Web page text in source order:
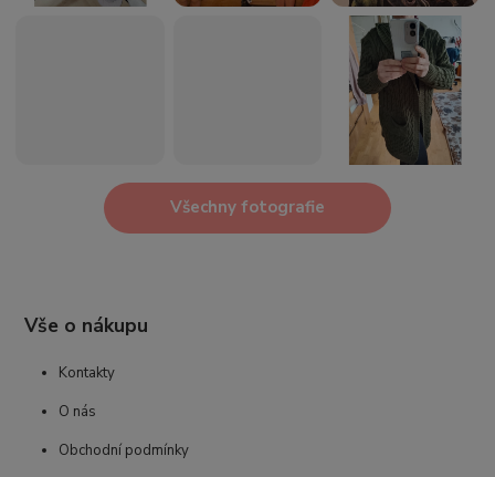
Všechny fotografie
Vše o nákupu
Kontakty
O nás
Obchodní podmínky